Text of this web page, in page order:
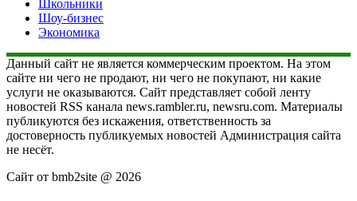
Школьники
Шоу-бизнес
Экономика
Данный сайт не является коммерческим проектом. На этом
сайте ни чего не продают, ни чего не покупают, ни какие
услуги не оказываются. Сайт представляет собой ленту
новостей RSS канала news.rambler.ru, newsru.com. Материалы
публикуются без искажения, ответственность за
достоверность публикуемых новостей Администрация сайта
не несёт.
Сайт от bmb2site @ 2026